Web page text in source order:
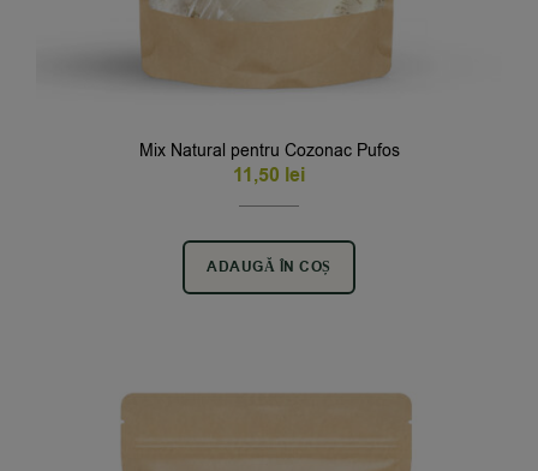
Mix Natural pentru Cozonac Pufos
11,50 lei
ADAUGĂ ÎN COȘ